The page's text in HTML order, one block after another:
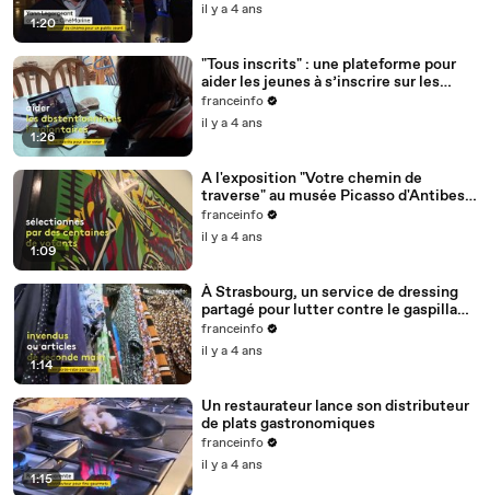
1:20
il y a 4 ans
1:26
"Tous inscrits" : une plateforme pour
aider les jeunes à s’inscrire sur les
listes électorales
franceinfo
il y a 4 ans
1:09
A l'exposition "Votre chemin de
traverse" au musée Picasso d'Antibes
c'est le public qui a choisi œuvres
présentées
franceinfo
il y a 4 ans
1:14
À Strasbourg, un service de dressing
partagé pour lutter contre le gaspillage
des vêtements
franceinfo
il y a 4 ans
1:15
Un restaurateur lance son distributeur
de plats gastronomiques
franceinfo
il y a 4 ans